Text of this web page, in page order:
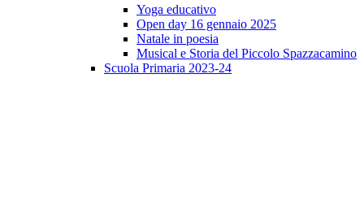
Yoga educativo
Open day 16 gennaio 2025
Natale in poesia
Musical e Storia del Piccolo Spazzacamino
Scuola Primaria 2023-24